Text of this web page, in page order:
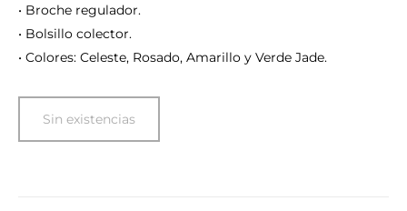
• Broche regulador.
• Bolsillo colector.
• Colores: Celeste, Rosado, Amarillo y Verde Jade.
Sin existencias